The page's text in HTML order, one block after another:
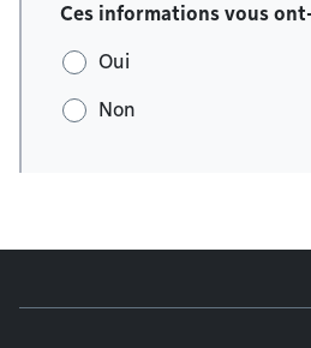
Ces informations vous
Oui
Non